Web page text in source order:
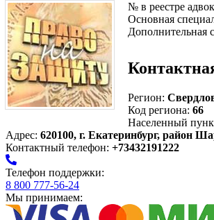
№ в реестре
Основная
Дополнительная
Регион:
Код региона: 66
Населенный
Адрес: 620100, г. Екатеринбург, район
Контактный телефон: +73432191222
Телефон поддержки:
8 800 777-56-24
Мы принимаем: